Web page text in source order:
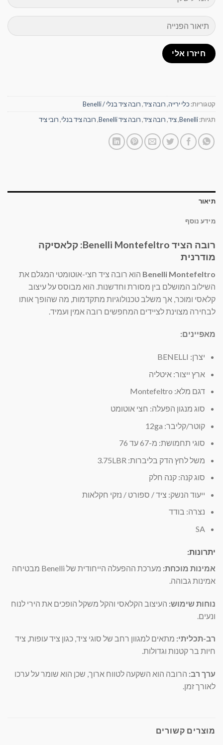
קטגוריות: כלי ירייה,רובה ציד,רובה ציד בנלי / Benelli
תגיות:Benelli
,ציד,רובה ציד,רובה ציד Benelli ,רובה ציד בנלי,רובי ציד
תיאור
מידע נוסף
רובה הציד Benelli Montefeltro: קלאסיקה
מודרנית
Benelli Montefeltro הוא רובה ציד חצי-אוטומטי המגלם את
השילוב המושלם בין מסורת וחדשנות. הוא מבוסס על עיצוב
קלאסי ומוכר, אך משלב טכנולוגיות מתקדמות, מה שהופך אותו
לבחירה מצוינת לציידים המחפשים רובה אמין ועמיד.
מאפיינים:
יצרן: BENELLI
ארץ ייצור: איטליה
דגם מלא: Montefeltro
סוג מנגון הפעלה: חצי אוטומט
קוטר/קליבר: 12ga
סוגי תחמושת: מ-67 עד 76
משל לחץ הדק בליברות: 3.75LBR
סוג קנה: קנה חלק
ייעוד הנשק: ציד / ספורט / נזקי חקלאות
נצרה: בודד
SA
יתרונות:
אמינות מוכחת:
מערכת ההפעלה הייחודית של Benelli מבטיחה
אמינות גבוהה.
נוחות שימוש: העיצוב הקלאסי והקל משקל הופכים את הירי לנוח
ונעים.
רב-תכליתי: מתאים למגוון רחב של סוגי ציד, כגון ציד עופות, ציד
חיות בר קטנות וגדולות.
ערך רב: הרובה הוא השקעה לטווח ארוך, שכן הוא שומר על ערכו
לאורך זמן.
מוצרים קשורים